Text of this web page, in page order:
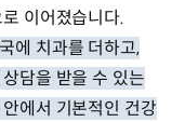
이어졌습니다.
에 치과를 더하고,
담을 받을 수 있는
에서 기본적인 건강